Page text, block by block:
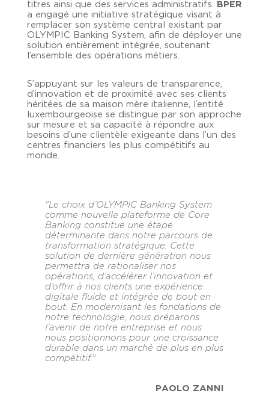
titres ainsi que des services administratifs.
BPER
a engagé une initiative stratégique visant à
remplacer son système central existant par
OLYMPIC Banking System, afin de déployer une
solution entièrement intégrée, soutenant
l’ensemble des opérations métiers.
S’appuyant sur les valeurs de transparence,
d’innovation et de proximité avec ses clients
héritées de sa maison mère italienne, l’entité
luxembourgeoise se distingue par son approche
sur mesure et sa capacité à répondre aux
besoins d’une clientèle exigeante dans l’un des
centres financiers les plus compétitifs au
monde.
"Le choix d’OLYMPIC Banking System
comme nouvelle plateforme de Core
Banking constitue une étape
déterminante dans notre parcours de
transformation stratégique. Cette
solution de dernière génération nous
permettra de rationaliser nos
opérations, d’accélérer l’innovation et
d’offrir à nos clients une expérience
digitale fluide et intégrée de bout en
bout. En modernisant les fondations de
notre technologie, nous préparons
l’avenir de notre entreprise et nous
nous positionnons pour une croissance
durable dans un marché de plus en plus
compétitif."
PAOLO ZANNI